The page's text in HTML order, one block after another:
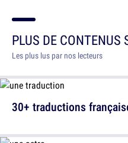
PLUS DE CONTENUS
Les plus lus par nos lecteurs
30+ traductions